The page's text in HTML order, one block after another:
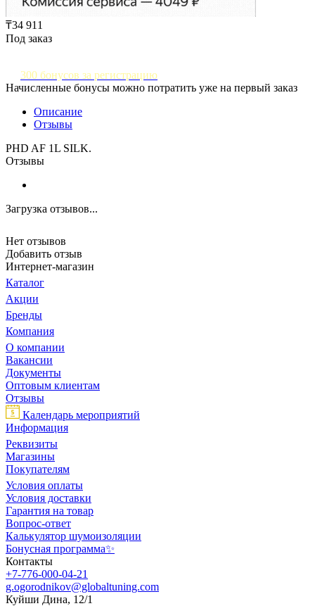
₸34 911
Под заказ
300 бонусов за регистрацию
Начисленные бонусы можно потратить уже на первый заказ
Описание
Отзывы
PHD AF 1L SILK.
Отзывы
Загрузка отзывов...
Нет отзывов
Добавить отзыв
Интернет-магазин
Каталог
Акции
Бренды
Компания
О компании
Вакансии
Документы
Оптовым клиентам
Отзывы
Календарь мероприятий
Информация
Реквизиты
Магазины
Покупателям
Условия оплаты
Условия доставки
Гарантия на товар
Вопрос-ответ
Калькулятор шумоизоляции
Бонусная программа✨
Контакты
+7-776-000-04-21
g.ogorodnikov@globaltuning.com
Куйши Дина, 12/1